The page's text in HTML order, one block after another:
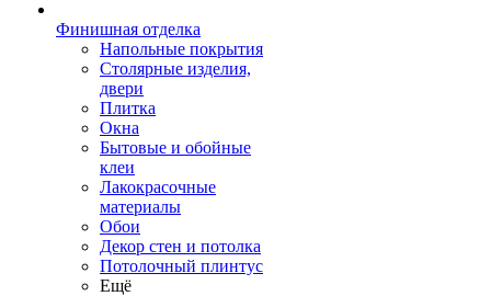
Финишная отделка
Напольные покрытия
Столярные изделия,
двери
Плитка
Окна
Бытовые и обойные
клеи
Лакокрасочные
материалы
Обои
Декор стен и потолка
Потолочный плинтус
Ещё